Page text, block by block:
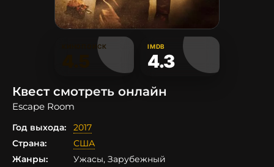
КИНОПОИСК IMDB
4.3
Квест смотреть онлайн
Escape Room
Год выхода:
2017
Страна:
США
Жанры:
Ужасы, Зарубежный